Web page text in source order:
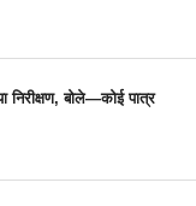
बोले—कोई पात्र